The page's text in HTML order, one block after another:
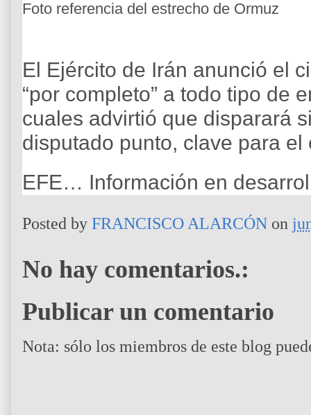
Foto referencia del estrecho de Ormuz
El Ejército de Irán anunció el
“por completo” a todo tipo de
cuales advirtió que disparará
disputado punto, clave para
EFE… Información en
Posted by FRANCISCO ALARCÓN on
No hay comentarios.:
Publicar un comentario
Nota: sólo los miembros de este blog